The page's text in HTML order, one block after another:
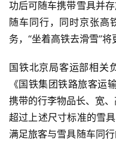
功后可随车携带雪具并
随车同行，同时京张高
务，“坐着高铁去滑雪”将
国铁北京局客运部相关
《国铁集团铁路旅客运
携带的行李物品长、宽
超过上述尺寸标准的雪
满足旅客与雪具随车同